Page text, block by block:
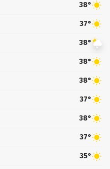
38°
37°
38°
38°
38°
37°
38°
37°
35°